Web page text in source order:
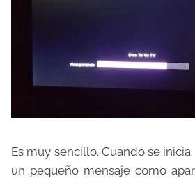
Es muy sencillo. Cuando se
un pequeño mensaje como